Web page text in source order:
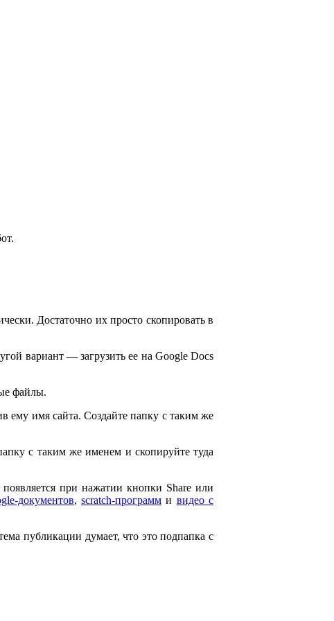
Достаточно их просто скопировать в
вариант — загрузить ее на Google Docs
файлы.
ему имя сайта. Создайте папку с таким же
с таким же именем и скопируйте туда
при нажатии кнопки Share или
документов,scratch-программ и видео с
публикации думает, что это подпапка с